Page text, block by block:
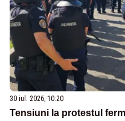
30 iul. 2026, 10:20
Tensiuni la protestul